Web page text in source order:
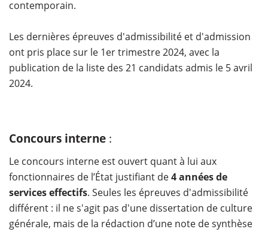
contemporain.
Les dernières épreuves d'admissibilité et d'admission
ont pris place sur le 1er trimestre 2024, avec la
publication de la liste des 21 candidats admis le 5 avril
2024.
Concours interne :
Le concours interne est ouvert quant à lui aux
fonctionnaires de l’État justifiant de4 années de
services effectifs. Seules les épreuves d'admissibilité
différent : il ne s'agit pas d'une dissertation de culture
générale, mais de la rédaction d’une note de synthèse